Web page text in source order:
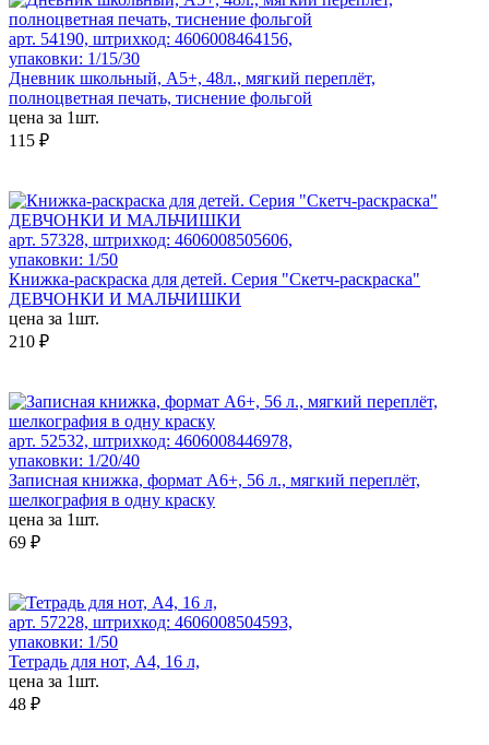
арт. 54190, штрихкод: 4606008464156,
упаковки: 1/15/30
Дневник школьный, А5+, 48л., мягкий переплёт,
полноцветная печать, тиснение фольгой
цена за 1шт.
115 ₽
арт. 57328, штрихкод: 4606008505606,
упаковки: 1/50
Книжка-раскраска для детей. Серия "Скетч-раскраска"
ДЕВЧОНКИ И МАЛЬЧИШКИ
цена за 1шт.
210 ₽
арт. 52532, штрихкод: 4606008446978,
упаковки: 1/20/40
Записная книжка, формат А6+, 56 л., мягкий переплёт,
шелкография в одну краску
цена за 1шт.
69 ₽
арт. 57228, штрихкод: 4606008504593,
упаковки: 1/50
Тетрадь для нот, А4, 16 л,
цена за 1шт.
48 ₽